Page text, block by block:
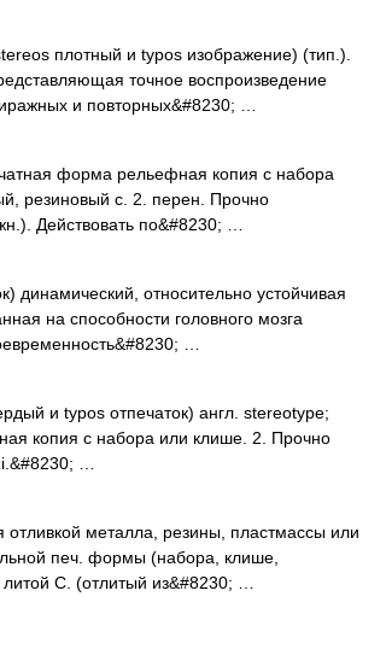
плотный и typos изображение) (тип.).
точное воспроизведение
и повторных&#8230; …
форма рельефная копия с набора
резиновый с. 2. перен. Прочно
Действовать по&#8230; …
динамический, относительно устойчивая
на способности головного мозга
…
и typos отпечаток) англ. stereotype;
копия с набора или клише. 2. Прочно
…
металла, резины, пластмассы или
печ. формы (набора, клише,
С. (отлитый из&#8230; …